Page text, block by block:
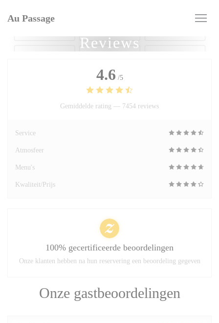
Au Passage
Reviews
Onze gastbeoordelingen
4.6 /5
Gemiddelde rating — 7454 reviews
Service
Atmosfeer
Menu's
Kwaliteit/Prijs
100% gecertificeerde beoordelingen
Onze klanten hebben na hun reservering een beoordeling gegeven